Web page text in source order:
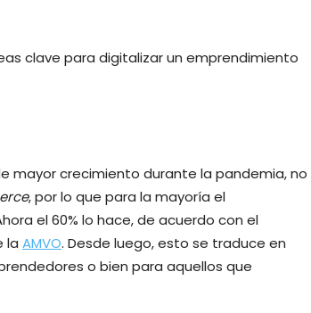
clave para digitalizar un emprendimiento
mayor crecimiento durante la pandemia, no
, por lo que para la mayoría el
el 60% lo hace, de acuerdo con el
la AMVO. Desde luego, esto se traduce en
o bien para aquellos que